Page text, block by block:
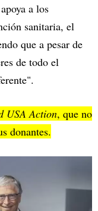
a los
sanitaria, el
que a pesar de
de todo el
USA Action, que no
donantes.